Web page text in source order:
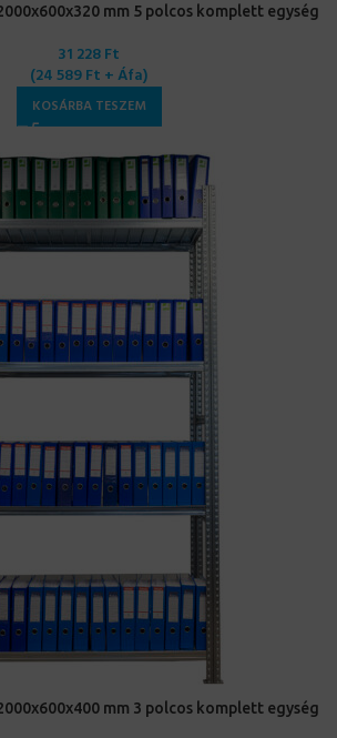
mm 5 polcos komplett egység
31 228Ft
(24 589Ft + Áfa)
KOSÁRBA TESZEM
mm 3 polcos komplett egység